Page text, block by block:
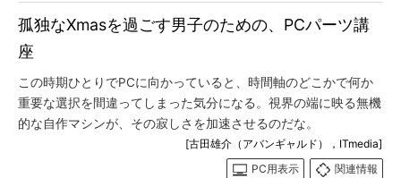
孤独なXmasを過ごす男子のための、PCパーツ講
座
この時期ひとりでPCに向かっていると、時間軸のどこかで何か
重要な選択を間違ってしまった気分になる。視界の端に映る無機
的な自作マシンが、その寂しさを加速させるのだな。
[古田雄介（アバンギャルド），ITmedia]
PC用表示
関連情報